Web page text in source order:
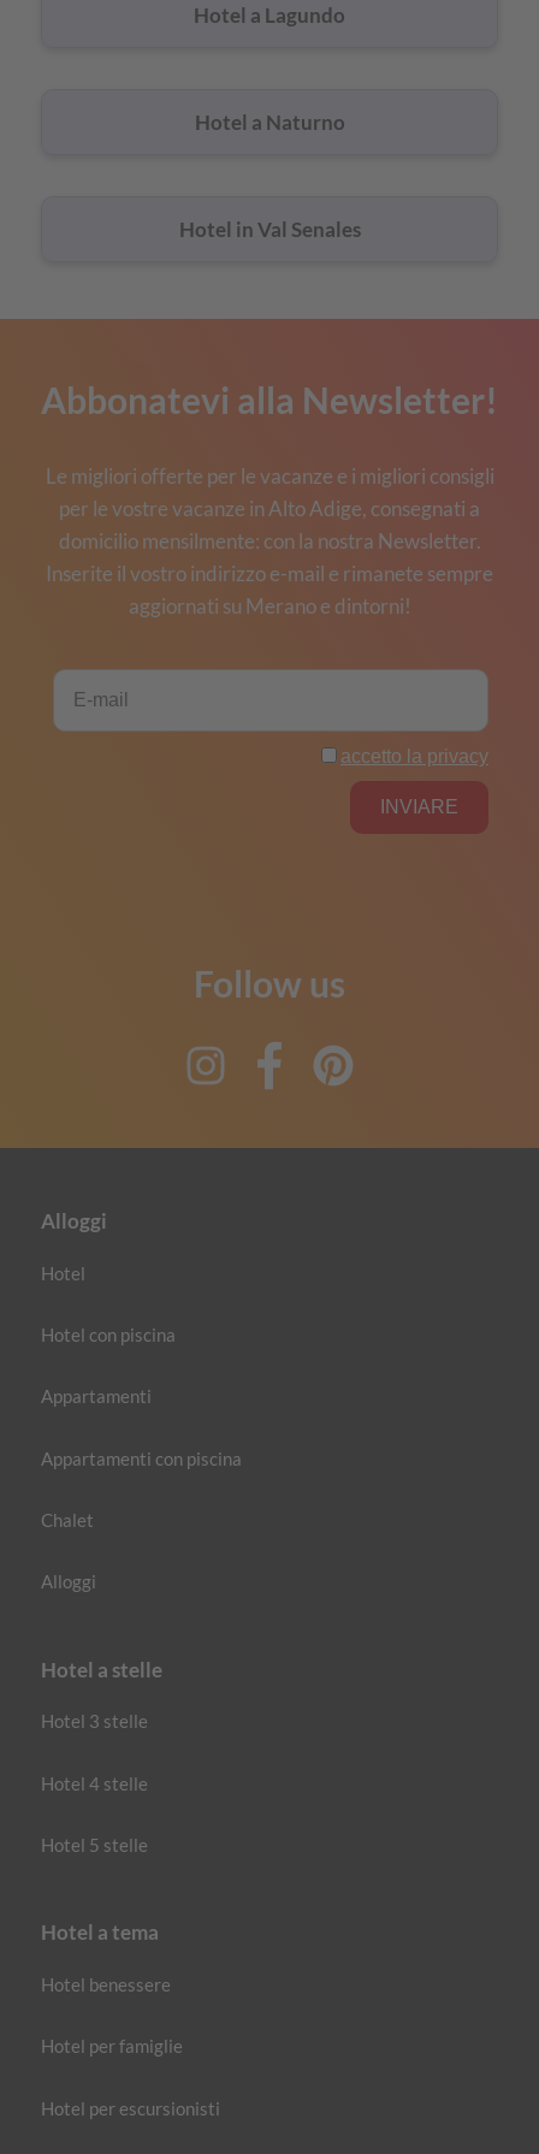
Hotel a Lagundo
Hotel a Naturno
Hotel in Val Senales
Abbonatevi alla Newsletter!
Le migliori offerte per le vacanze e i migliori consigli
per le vostre vacanze in Alto Adige, consegnati a
domicilio mensilmente: con la nostra Newsletter.
Inserite il vostro indirizzo e-mail e rimanete sempre
aggiornati su Merano e dintorni!
Follow us
InstagramFacebook
Alloggi
Hotel
Hotel con piscina
Appartamenti
Appartamenti con piscina
Chalet
Alloggi
Hotel a stelle
Hotel 3 stelle
Hotel 4 stelle
Hotel 5 stelle
Hotel a tema
Hotel benessere
Hotel per famiglie
Hotel per escursionisti